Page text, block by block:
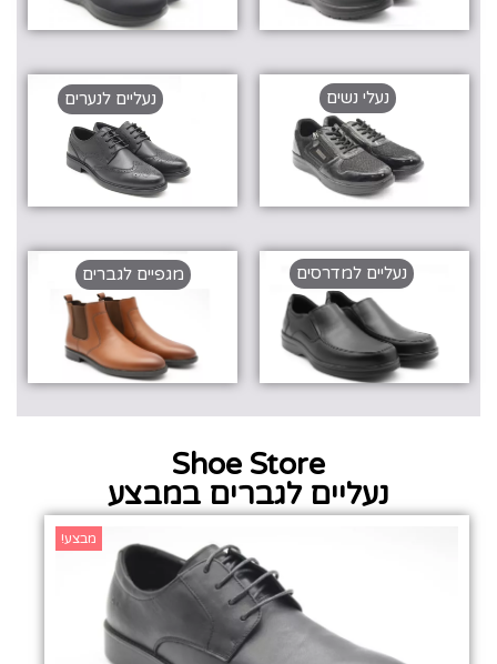
נעלי נשים נעליים לנערים
נעליים למדרסים מגפיים לגברים
Shoe Store
נעליים לגברים במבצע
מבצע!